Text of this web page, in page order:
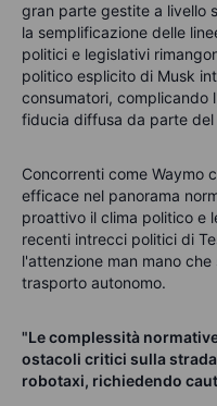
gran parte gestite a livello
la semplificazione delle
politici e legislativi
politico esplicito di Musk
consumatori, complicando
fiducia diffusa da parte
Concorrenti come Waymo
efficace nel panorama
proattivo il clima politico e
recenti intrecci politici di
l'attenzione man mano
trasporto autonomo.
"Le complessità
ostacoli critici sulla
robotaxi, richiedendo